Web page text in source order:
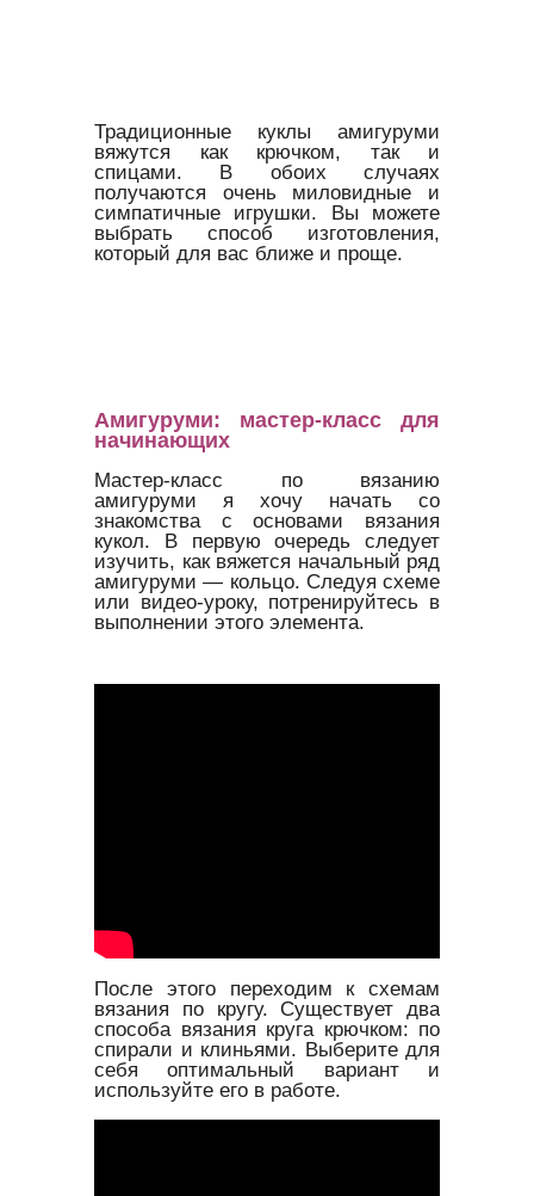
Традиционные куклы амигуруми
вяжутся как крючком, так и
спицами. В обоих случаях
получаются очень миловидные и
симпатичные игрушки. Вы можете
выбрать способ изготовления,
который для вас ближе и проще.
Амигуруми: мастер-класс для
начинающих
Мастер-класс по вязанию
амигуруми я хочу начать со
знакомства с основами вязания
кукол. В первую очередь следует
изучить, как вяжется начальный ряд
амигуруми — кольцо. Следуя схеме
или видео-уроку, потренируйтесь в
выполнении этого элемента.
После этого переходим к схемам
вязания по кругу. Существует два
способа вязания круга крючком: по
спирали и клиньями. Выберите для
себя оптимальный вариант и
используйте его в работе.